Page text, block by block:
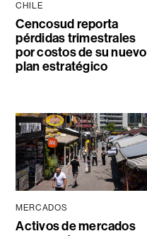
CHILE
Cencosud reporta
pérdidas trimestrales
por costos de su nuevo
plan estratégico
MERCADOS
Activos de mercados